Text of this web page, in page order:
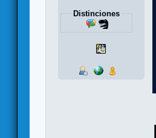
Distinciones